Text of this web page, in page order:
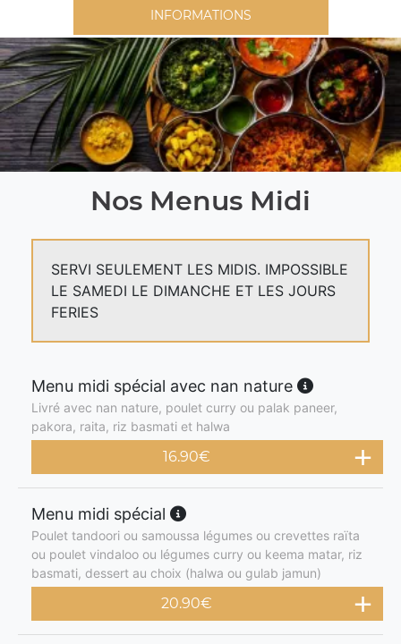
INFORMATIONS
Nos Menus Midi
SERVI SEULEMENT LES MIDIS. IMPOSSIBLE
LE SAMEDI LE DIMANCHE ET LES JOURS
FERIES
Menu midi spécial avec nan nature
Livré avec nan nature, poulet curry ou palak paneer,
pakora, raita, riz basmati et halwa
16.90€
Menu midi spécial
Poulet tandoori ou samoussa légumes ou crevettes raïta
ou poulet vindaloo ou légumes curry ou keema matar, riz
basmati, dessert au choix (halwa ou gulab jamun)
20.90€